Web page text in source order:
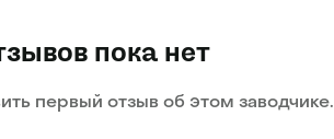
пока нет
первый отзыв об этом заводчике.